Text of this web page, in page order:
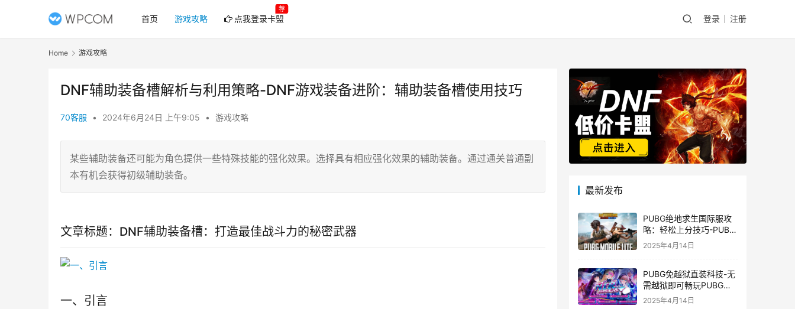
首页 游戏攻略 点我登录卡盟
荐
登录 注册
Home 游戏攻略
DNF辅助装备槽解析与利用策略-DNF游戏装备进阶：辅助装备槽使用技巧
70客服 • 2024年6月24日 上午9:05 • 游戏攻略
某些辅助装备还可能为角色提供一些特殊技能的强化效果。选择具有相应强化效果的辅助装备。通过通关普通副
本有机会获得初级辅助装备。
文章标题：DNF辅助装备槽：打造最佳战斗力的秘密武器
一、引言
最新发布
PUBG绝地求生国际服攻
略：轻松上分技巧-PUBG
绝地求生国际服新手入门
2025年4月14日
PUBG免越狱直装科技-无
需越狱即可畅玩PUBG的
安装技巧
2025年4月14日